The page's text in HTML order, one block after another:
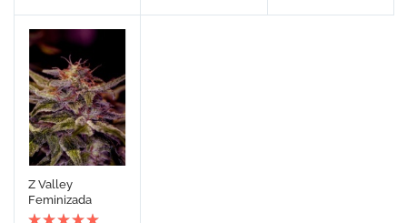
Z Valley
Feminizada